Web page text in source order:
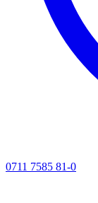
0711 7585 81-0